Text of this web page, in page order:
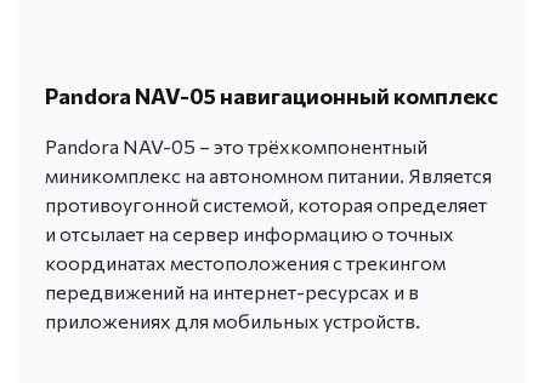
Pandora NAV-05 навигационный комплекс
Pandora NAV-05 – это трёхкомпонентный
миникомплекс на автономном питании. Является
противоугонной системой, которая определяет
и отсылает на сервер информацию о точных
координатах местоположения с трекингом
передвижений на интернет-ресурсах и в
приложениях для мобильных устройств.